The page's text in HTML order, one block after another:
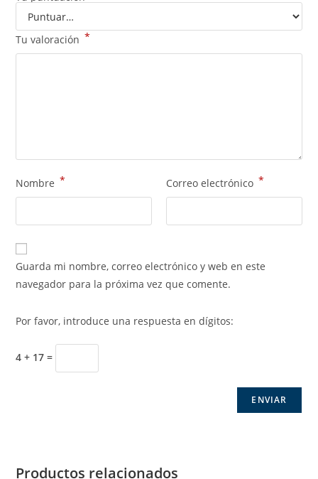
Tu valoración *
Nombre * Correo electrónico *
Guarda mi nombre, correo electrónico y web en este
navegador para la próxima vez que comente.
Por favor, introduce una respuesta en dígitos:
4 + 17 =
Productos relacionados